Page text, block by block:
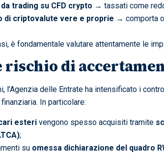
trading su CFD crypto → tassati come
di criptovalute vere e proprie → comporta
è fondamentale valutare attentamente le
rischio di
l’Agenzia delle Entrate ha intensificato i
In particolare:
esteri vengono spesso acquisiti tramite
;
su omessa dichiarazione del quadro